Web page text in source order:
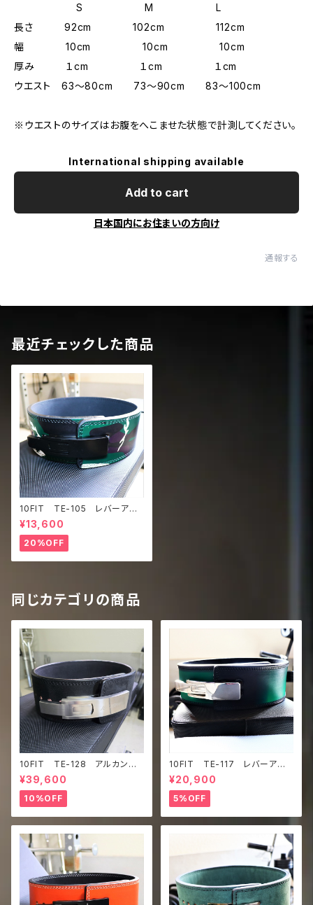
S M L
長さ 92cm 102cm 112cm
幅 10cm 10cm 10cm
厚み １cm １cm １cm
ウエスト 63～80cm 73～90cm 83～100cm
※ウエストのサイズはお腹をへこませた状態で計測してください。
International shipping available
Add to cart
日本国内にお住まいの方向け
通報する
最近チェックした商品
10FIT TE-105 レバーアク
ションベルト リフティングベル
ト パワーベルト 迷彩 liftin
g belt power belt lever
belt
¥13,600
20%OFF
同じカテゴリの商品
10FIT TE-128 アルカンタ
ーラ ウルトラスエード レバー
アクションベルト リフティング
ベルト パワーベルト ウルトラ
スエード 黒 Ultrasuede lifti
ng belt power belt leve
r belt
¥39,600
10%OFF
10FIT TE-117 レバーアク
ションベルト リフティングベル
ト パワーベルト ダークグリー
ン レザー lifting belt po
wer belt lever belt
¥20,900
5%OFF